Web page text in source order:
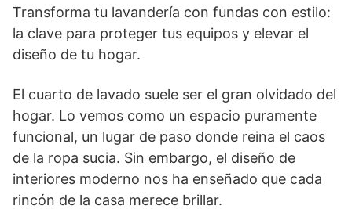
Transforma tu lavandería con fundas con estilo:
la clave para proteger tus equipos y elevar el
diseño de tu hogar.
El cuarto de lavado suele ser el gran olvidado del
hogar. Lo vemos como un espacio puramente
funcional, un lugar de paso donde reina el caos
de la ropa sucia. Sin embargo, el diseño de
interiores moderno nos ha enseñado que cada
rincón de la casa merece brillar.